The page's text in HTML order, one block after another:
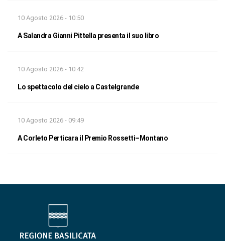
10 Agosto 2026 - 10:50
A Salandra Gianni Pittella presenta il suo libro
10 Agosto 2026 - 10:42
Lo spettacolo del cielo a Castelgrande
10 Agosto 2026 - 09:49
A Corleto Perticara il Premio Rossetti–Montano